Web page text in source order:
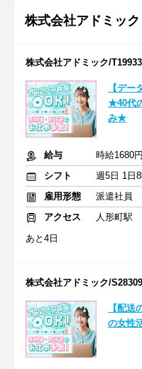
株式会社アドミック
株式会社アドミック/
【デ
★40代
み★
給与
時給1680
シフト
週5日 1日
雇用形態
派遣社員
アクセス
人形町駅
あと4日
株式会社アドミック/
【配
の女性